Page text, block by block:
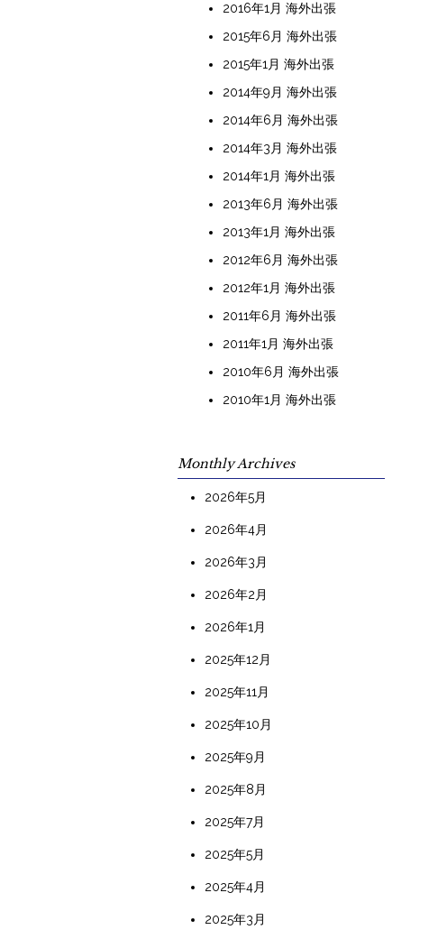
2016年1月 海外出張
2015年6月 海外出張
2015年1月 海外出張
2014年9月 海外出張
2014年6月 海外出張
2014年3月 海外出張
2014年1月 海外出張
2013年6月 海外出張
2013年1月 海外出張
2012年6月 海外出張
2012年1月 海外出張
2011年6月 海外出張
2011年1月 海外出張
2010年6月 海外出張
2010年1月 海外出張
Monthly Archives
2026年5月
2026年4月
2026年3月
2026年2月
2026年1月
2025年12月
2025年11月
2025年10月
2025年9月
2025年8月
2025年7月
2025年5月
2025年4月
2025年3月